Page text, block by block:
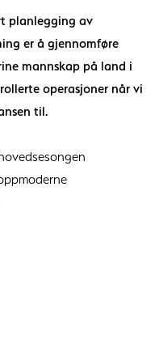
planlegging av
er å gjennomføre
mannskap på land i
operasjoner når vi
til.